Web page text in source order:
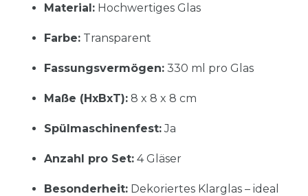
Material: Hochwertiges Glas
Farbe: Transparent
Fassungsvermögen: 330 ml pro Glas
Maße (HxBxT): 8 x 8 x 8 cm
Spülmaschinenfest:Ja
Anzahl pro Set: 4 Gläser
Besonderheit: Dekoriertes Klarglas – ideal